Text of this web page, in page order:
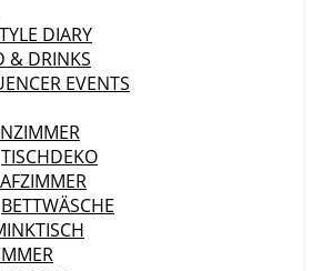
DIARY
& DRINKS
EVENTS
TISCHDEKO
BETTWÄSCHE